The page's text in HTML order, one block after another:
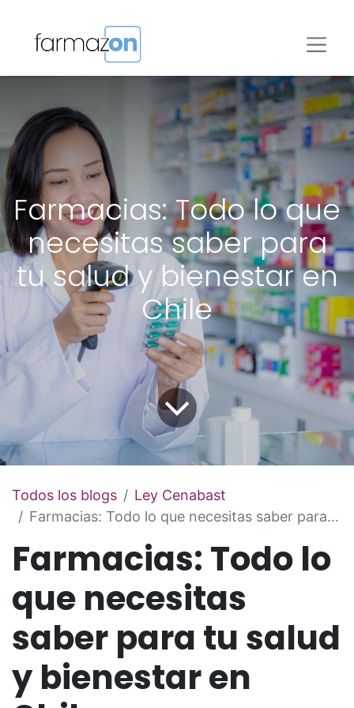
Farmacias: Todo lo que
necesitas saber para
tu salud y bienestar en
Chile
.
Todos los blogs
Ley Cenabast
Farmacias: Todo lo que necesitas saber para tu salud y bienestar en Chile
Farmacias: Todo lo
que necesitas
saber para tu salud
y bienestar en